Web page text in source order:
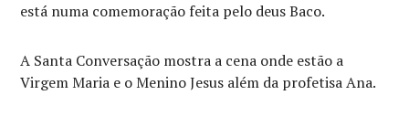
está numa comemoração feita pelo deus Baco.
A Santa Conversação mostra a cena onde estão a
Virgem Maria e o Menino Jesus além da profetisa Ana.